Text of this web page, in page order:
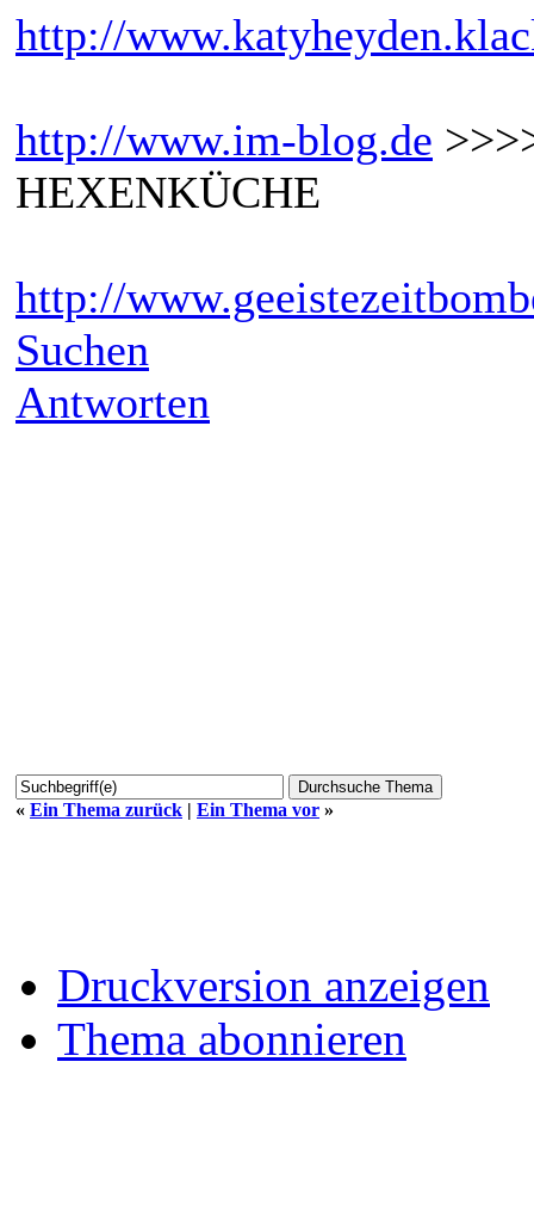
http://
http://www.im-blog.de
HEXENKÜCHE
http://
Suchen
Antworten
« Ein Thema zurück | Ein Thema vor »
Druckversion anzeigen
Thema abonnieren